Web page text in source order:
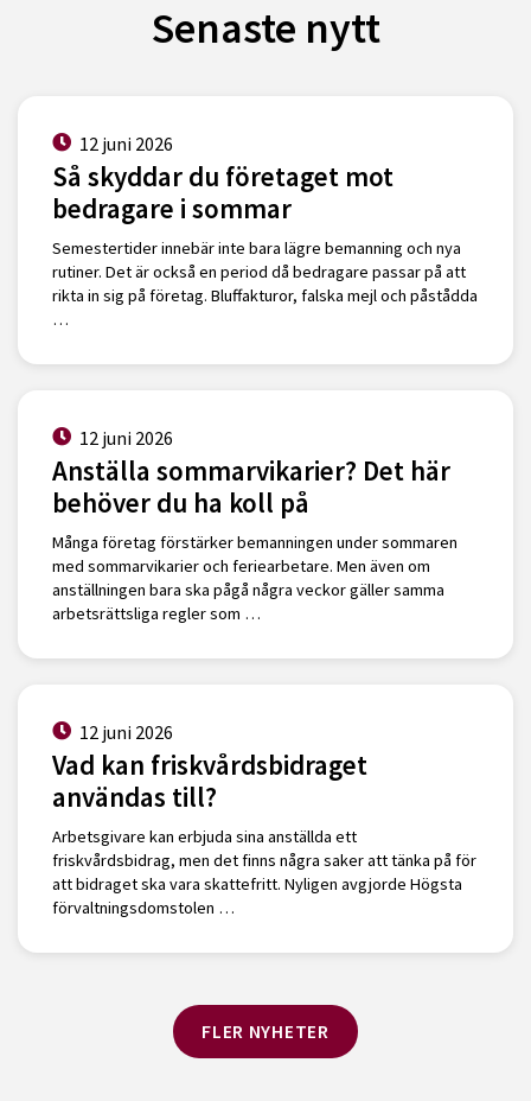
Senaste nytt
12 juni 2026
Så skyddar du företaget mot
bedragare i sommar
Semestertider innebär inte bara lägre bemanning och nya
rutiner. Det är också en period då bedragare passar på att
rikta in sig på företag. Bluffakturor, falska mejl och påstådda
…
12 juni 2026
Anställa sommarvikarier? Det här
behöver du ha koll på
Många företag förstärker bemanningen under sommaren
med sommarvikarier och feriearbetare. Men även om
anställningen bara ska pågå några veckor gäller samma
arbetsrättsliga regler som …
12 juni 2026
Vad kan friskvårdsbidraget
användas till?
Arbetsgivare kan erbjuda sina anställda ett
friskvårdsbidrag, men det finns några saker att tänka på för
att bidraget ska vara skattefritt. Nyligen avgjorde Högsta
förvaltningsdomstolen …
FLER NYHETER